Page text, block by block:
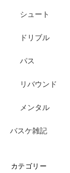
シュート
ドリブル
パス
リバウンド
メンタル
バスケ雑記
カテゴリー